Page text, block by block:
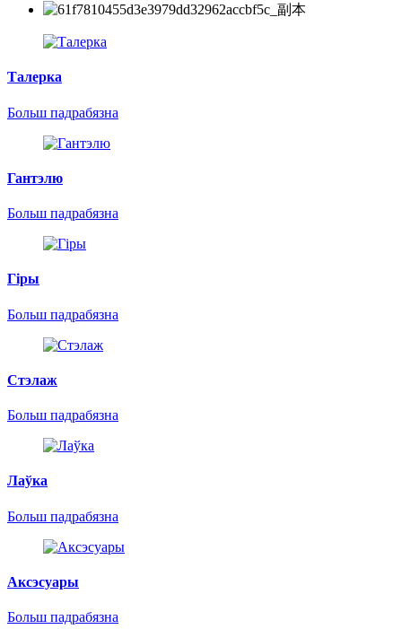
Талерка
Больш падрабязна
Гантэлю
Больш падрабязна
Гіры
Больш падрабязна
Стэлаж
Больш падрабязна
Лаўка
Больш падрабязна
Аксэсуары
Больш падрабязна